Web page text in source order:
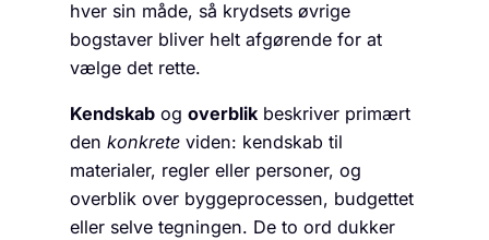
hver sin måde, så krydsets øvrige
bogstaver bliver helt afgørende for at
vælge det rette.
Kendskab og overblik beskriver primært
den konkrete viden: kendskab til
materialer, regler eller personer, og
overblik over byggeprocessen, budgettet
eller selve tegningen. De to ord dukker